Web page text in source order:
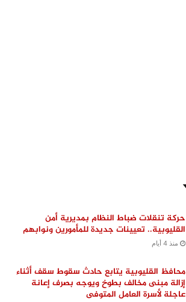
حركة تنقلات ضباط النظام بمديرية أمن
القليوبية.. تعيينات جديدة للمأمورين ونوابهم
منذ 4 أيام
محافظ القليوبية يتابع حادث سقوط سقف أثناء
إزالة مبنى مخالف بطوخ ويوجه بصرف إعانة
عاجلة لأسرة العامل المتوفى